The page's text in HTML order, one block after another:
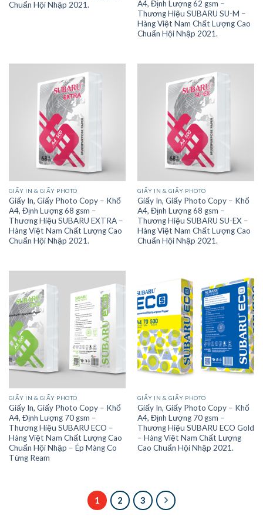
Chuẩn Hội Nhập 2021.
A4, Định Lượng 62 gsm –
Thương Hiệu SUBARU SU-M –
Hàng Việt Nam Chất Lượng Cao
Chuẩn Hội Nhập 2021.
GIẤY IN & GIẤY PHOTO
Giấy In, Giấy Photo Copy – Khổ
A4, Định Lượng 68 gsm –
Thương Hiệu SUBARU EXTRA –
Hàng Việt Nam Chất Lượng Cao
Chuẩn Hội Nhập 2021.
GIẤY IN & GIẤY PHOTO
Giấy In, Giấy Photo Copy – Khổ
A4, Định Lượng 68 gsm –
Thương Hiệu SUBARU SU-EX –
Hàng Việt Nam Chất Lượng Cao
Chuẩn Hội Nhập 2021.
GIẤY IN & GIẤY PHOTO
Giấy In, Giấy Photo Copy – Khổ
A4, Định Lượng 70 gsm –
Thương Hiệu SUBARU ECO –
Hàng Việt Nam Chất Lượng Cao
Chuẩn Hội Nhập – Ép Màng Co
Từng Ream
GIẤY IN & GIẤY PHOTO
Giấy In, Giấy Photo Copy – Khổ
A4, Định Lượng 70 gsm –
Thương Hiệu SUBARU ECO Gold
– Hàng Việt Nam Chất Lượng
Cao Chuẩn Hội Nhập 2021.
1 2 3